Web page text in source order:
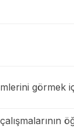
görmek